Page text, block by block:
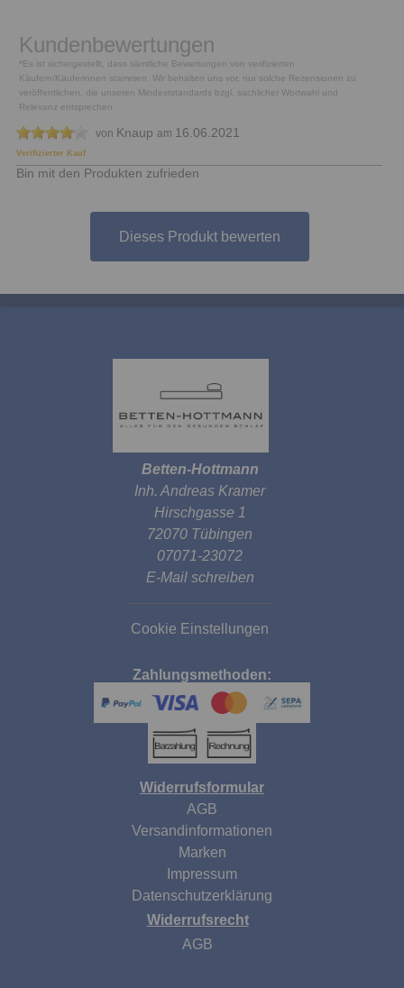
Kundenbewertungen
*Es ist sichergestellt, dass sämtliche Bewertungen von verifizierten
Käufern/Käuferinnen stammen. Wir behalten uns vor, nur solche Rezensionen zu
veröffentlichen, die unseren Mindeststandards bzgl. sachlicher Wortwahl und
Relevanz entsprechen.
Verifizierter Kauf
von Knaup am 16.06.2021
Bin mit den Produkten zufrieden
Dieses Produkt bewerten
Betten-Hottmann
Inh. Andreas Kramer
Hirschgasse 1
72070 Tübingen
07071-23072
E-Mail schreiben
Cookie Einstellungen
Zahlungsmethoden:
Widerrufsformular
AGB
Versandinformationen
Marken
Impressum
Datenschutzerklärung
Widerrufsrecht
AGB